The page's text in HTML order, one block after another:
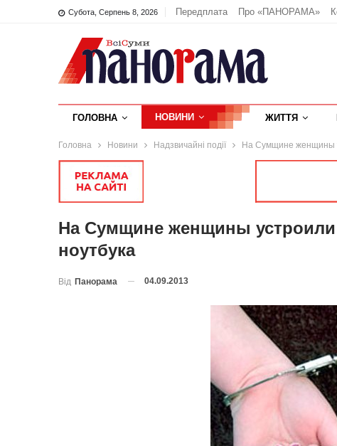
Субота, Серпень 8, 2026 Передплата Про «ПАНОРАМА»
ГОЛОВНА НОВИНИ ЖИТТЯ
Головна Новини Надзвичайні події На Сумщине женщины
На Сумщине женщины
ноутбука
Від Панорама 04.09.2013